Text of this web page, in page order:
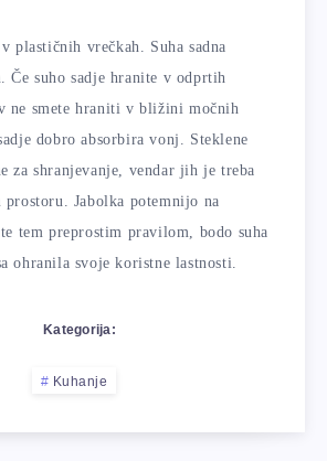
plastičnih vrečkah. Suha sadna
Če suho sadje hranite v odprtih
ne smete hraniti v bližini močnih
dobro absorbira vonj. Steklene
za shranjevanje, vendar jih je treba
Jabolka potemnijo na
tem preprostim pravilom, bodo suha
ohranila svoje koristne lastnosti.
Kategorija:
Kuhanje